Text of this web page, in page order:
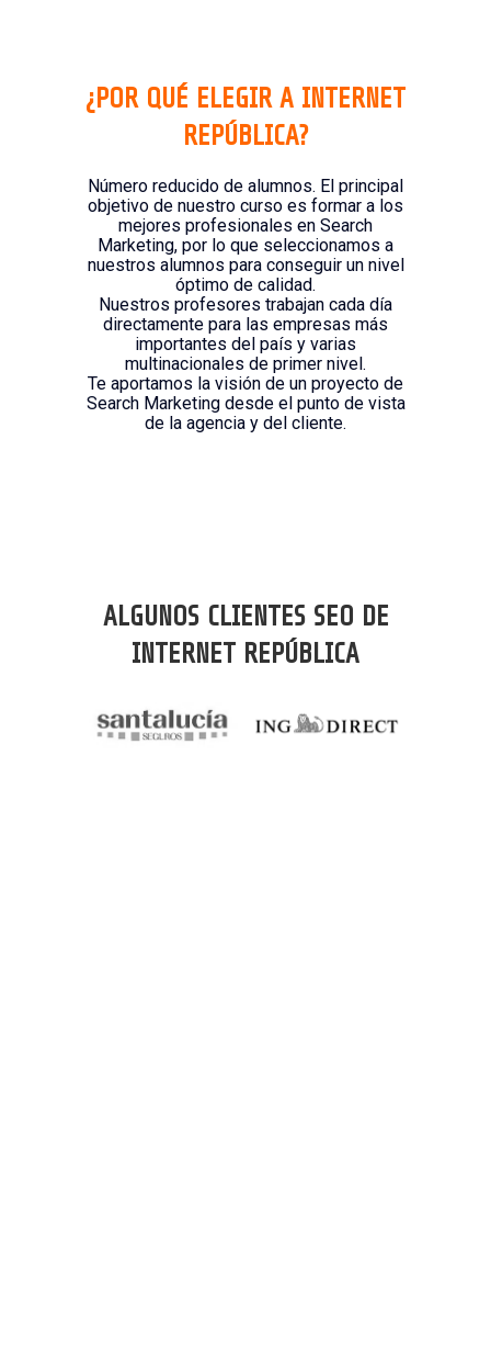
¿POR QUÉ ELEGIR A INTERNET
REPÚBLICA?
Número reducido de alumnos. El principal
objetivo de nuestro curso es formar a los
mejores profesionales en Search
Marketing, por lo que seleccionamos a
nuestros alumnos para conseguir un nivel
óptimo de calidad.
Nuestros profesores trabajan cada día
directamente para las empresas más
importantes del país y varias
multinacionales de primer nivel.
Te aportamos la visión de un proyecto de
Search Marketing desde el punto de vista
de la agencia y del cliente.
ALGUNOS CLIENTES SEO DE
INTERNET REPÚBLICA